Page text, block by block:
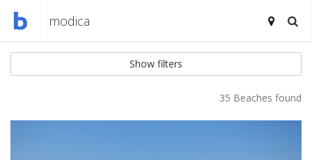
Show filters
35 Beaches found